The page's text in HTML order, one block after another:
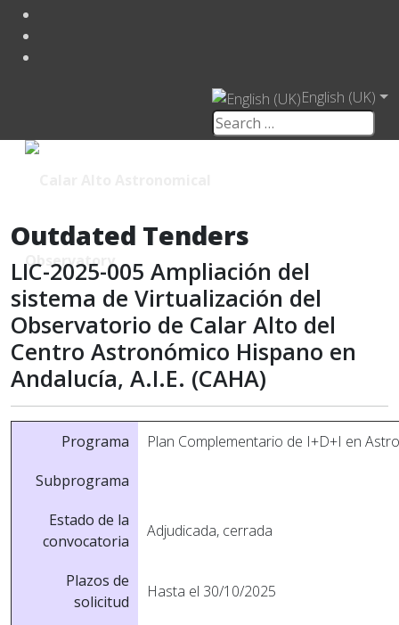
English (UK)
Outdated Tenders
LIC-2025-005 Ampliación del
sistema de Virtualización del
Observatorio de Calar Alto del
Centro Astronómico Hispano en
Andalucía, A.I.E. (CAHA)
Programa
Plan Complementario de I+D+I en
Subprograma
Estado de la
convocatoria
Adjudicada, cerrada
Plazos de
solicitud
Hasta el 30/10/2025